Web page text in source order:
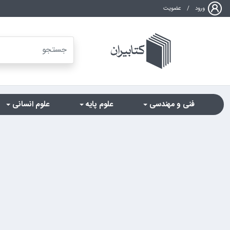
ورود / عضویت
فنی و مهندسی علوم پایه علوم انسانی